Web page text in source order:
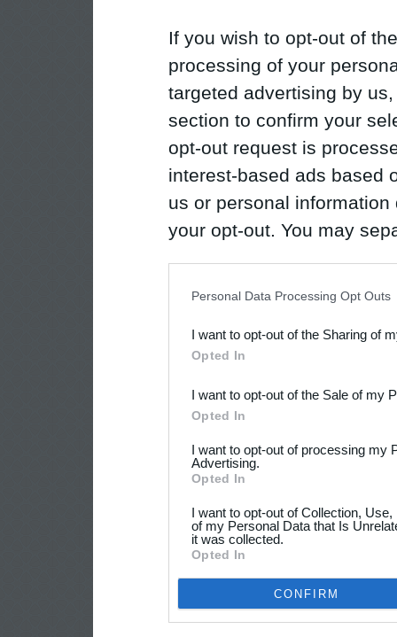
If you wish to opt-out of
processing of your
targeted advertising by
section to confirm your
opt-out request is
interest-based ads based
us or personal
your opt-out. You may
Downstream Participants
third parties.
Personal Data Processing Opt Outs
I want to opt-out of the Sharing of
Opted In
I want to opt-out of the Sale of my
Opted In
I want to opt-out of processing my
Advertising.
Opted In
I want to opt-out of Collection,
of my Personal Data that Is
it was collected.
Opted In
CONFIRM